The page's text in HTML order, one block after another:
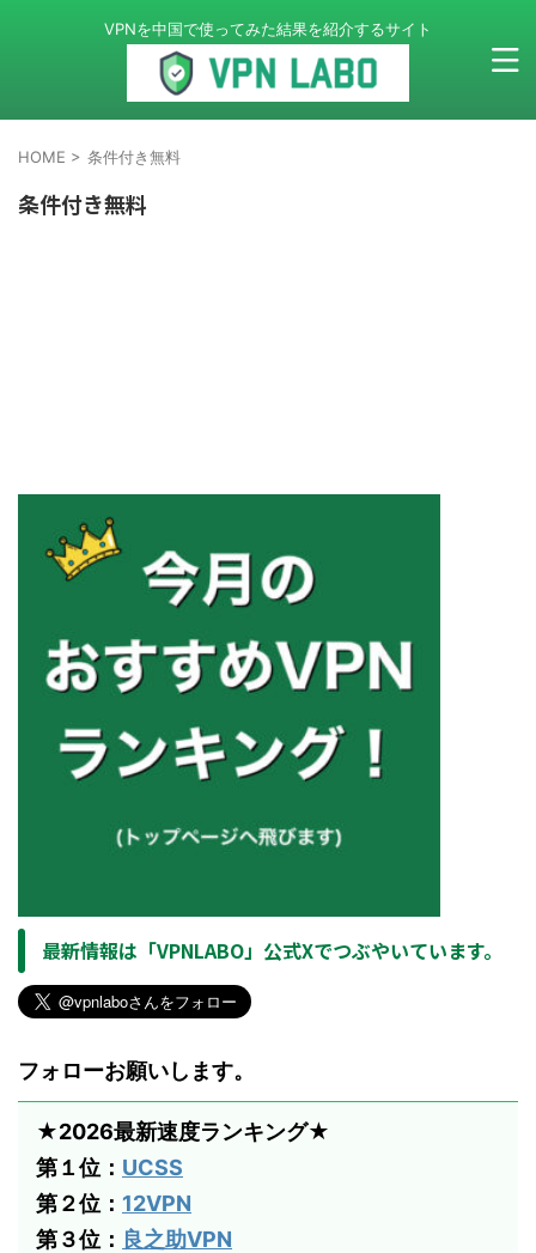
VPNを中国で使ってみた結果を紹介するサイト
HOME > 条件付き無料
条件付き無料
最新情報は「VPNLABO」公式Xでつぶやいています。
フォローお願いします。
★2026最新速度ランキング★
第１位： UCSS
第２位： 12VPN
第３位： 良之助VPN